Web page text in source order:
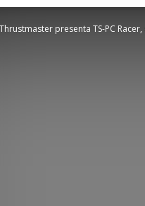
Thrustmaster presenta TS-PC